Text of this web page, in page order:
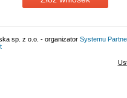
sp. z o.o. - organizator Systemu